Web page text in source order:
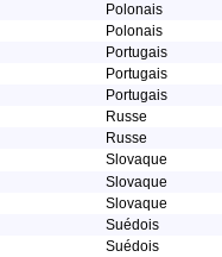
Polonais
Polonais
Portugais
Portugais
Portugais
Russe
Russe
Slovaque
Slovaque
Slovaque
Suédois
Suédois